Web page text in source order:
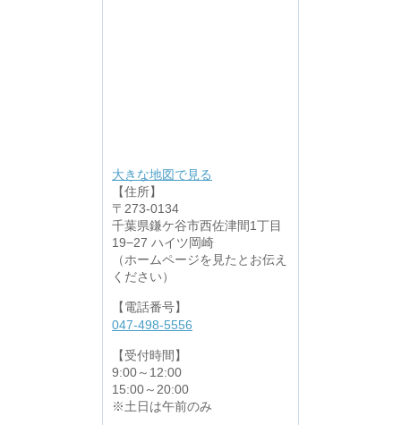
大きな地図で見る
【住所】
〒273-0134
千葉県鎌ケ谷市西佐津間1丁目
19−27 ハイツ岡崎
（ホームページを見たとお伝え
ください）
【電話番号】
047-498-5556
【受付時間】
9:00～12:00
15:00～20:00
※土日は午前のみ